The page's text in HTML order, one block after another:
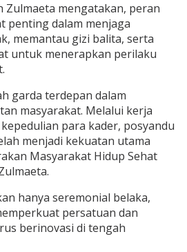
Zulmaeta mengatakan, peran
penting dalam menjaga
memantau gizi balita, serta
untuk menerapkan perilaku
garda terdepan dalam
masyarakat. Melalui kerja
para kader, posyandu
menjadi kekuatan utama
Masyarakat Hidup Sehat
hanya seremonial belaka,
persatuan dan
berinovasi di tengah